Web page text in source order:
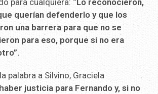
para cualquiera: “Lo reconocieron,
querían defenderlo y que los
una barrera para que no se
para eso, porque si no era
palabra a Silvino, Graciela
justicia para Fernando y, si no